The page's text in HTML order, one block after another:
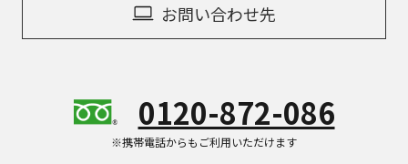
お問い合わせ先
0120-872-086
※携帯電話からもご利用いただけます